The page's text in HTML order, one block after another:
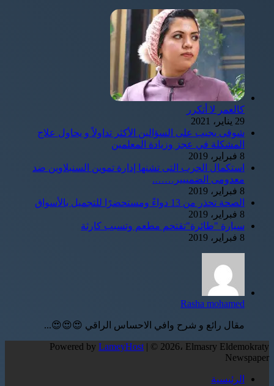
كالعمر لا أتكرر
29 يناير، 2021
شوقى يجيب على السؤالين الأكثر تداولاً و يحاول علاج
المشكلة في عجز وزيادة المعلمين
8 فبراير، 2019
استكمال الحرب التى تشنها إدارة تموين السنبلاوين ضد
معدومى الضمييير…….
8 فبراير، 2019
الصحة تحذر من 13 دواءً ومستحضرًا للتجميل بالأسواق
8 فبراير، 2019
سيارة "طائرة"تقتحم مطعم وتسبب كارثة
8 فبراير، 2019
Rasha mohamed
مقال رائع و شرح وافي الاحساس الراقي 😍😍😍...
Powered by LameyHost| © 2026، Elmasry Eldemokraty
Newspaper
الرئيسية